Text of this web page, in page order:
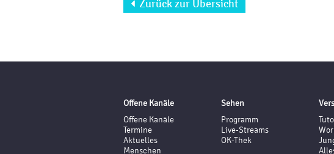
Zurück zur Übersicht
Offene Kanäle
Offene Kanäle
Termine
Aktuelles
Menschen
Sehen
Programm
Live-Streams
OK-Thek